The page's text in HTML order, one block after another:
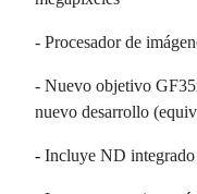
- Procesador de
- Nuevo objetivo
nuevo desarrollo
- Incluye ND integrado